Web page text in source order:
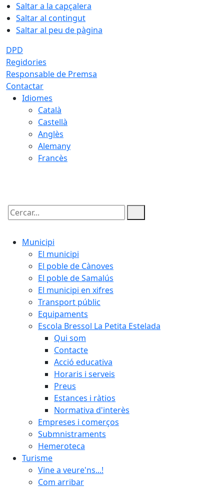
Saltar a la capçalera
Saltar al contingut
Saltar al peu de pàgina
DPD
Regidories
Responsable de Premsa
Contactar
Idiomes
Català
Castellà
Anglès
Alemany
Francès
Cercar:
Municipi
El municipi
El poble de Cànoves
El poble de Samalús
El municipi en xifres
Transport públic
Equipaments
Escola Bressol La Petita Estelada
Qui som
Contacte
Acció educativa
Horaris i serveis
Preus
Estances i ràtios
Normativa d'interès
Empreses i comerços
Submnistraments
Hemeroteca
Turisme
Vine a veure'ns...!
Com arribar